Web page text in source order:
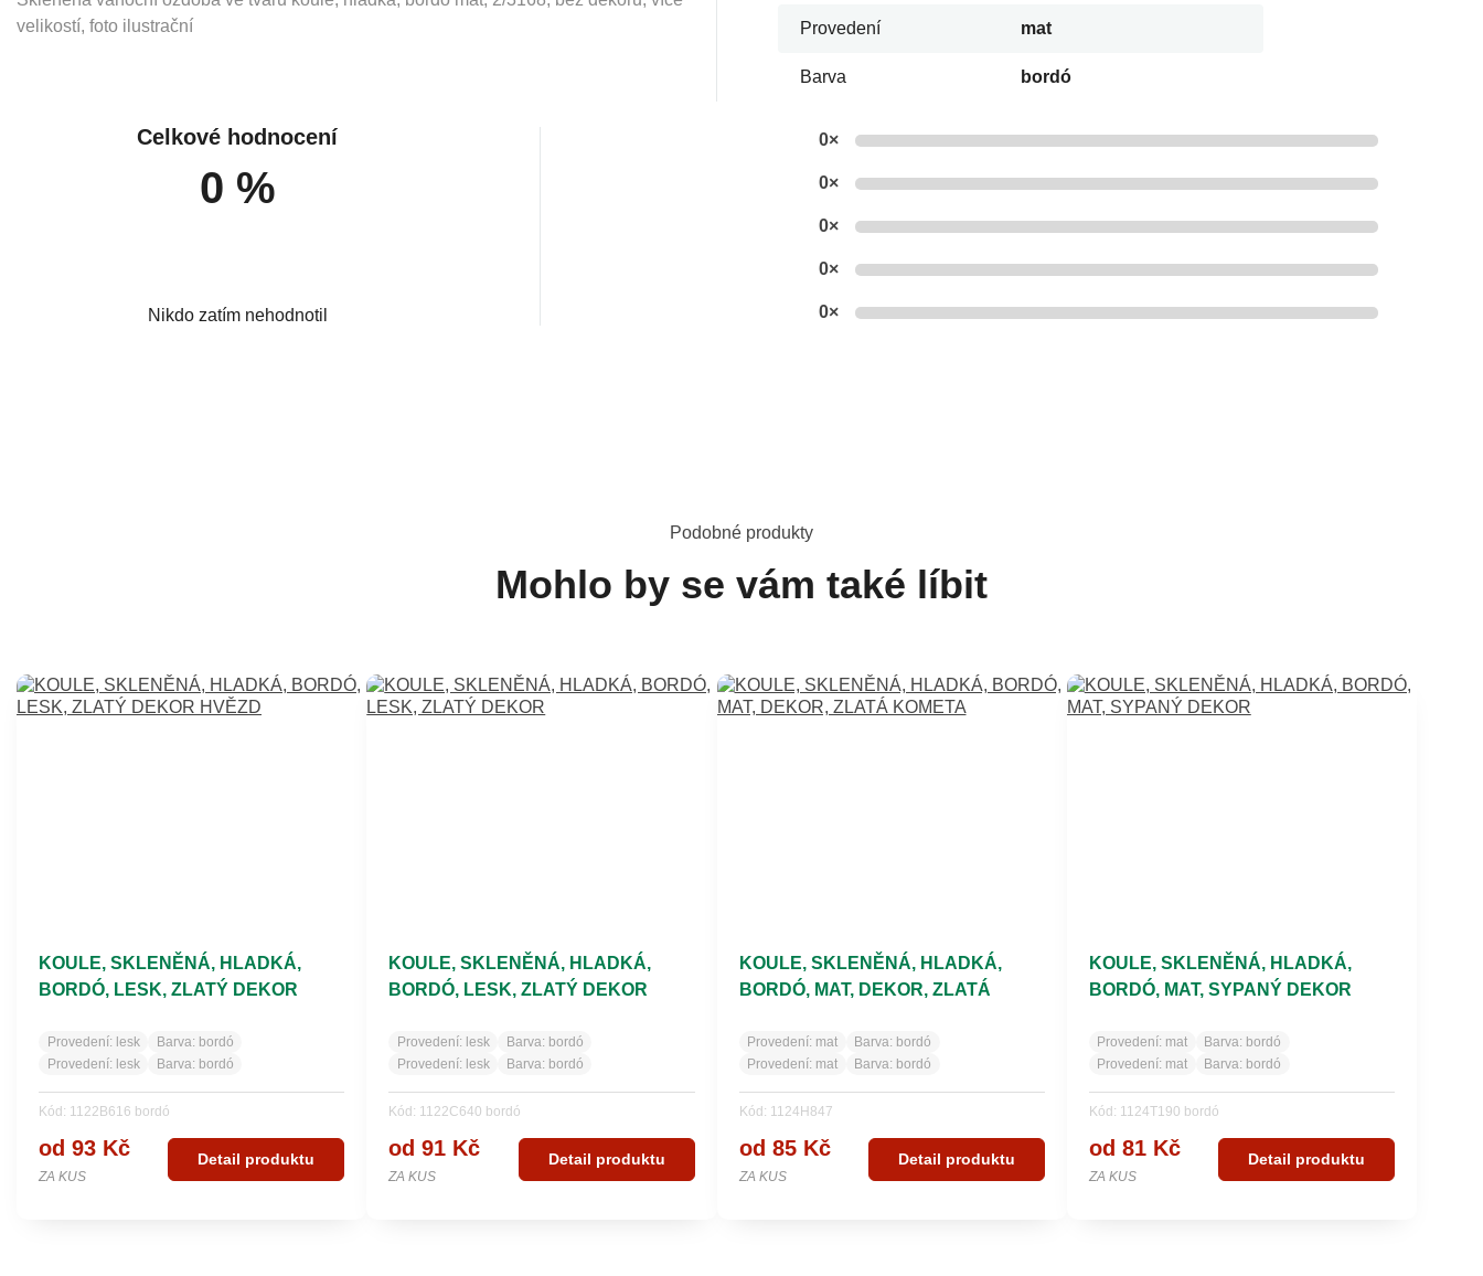
velikostí, foto ilustrační
Provedení mat
Barva bordó
Celkové hodnocení
0 %
Nikdo zatím nehodnotil
0×
0×
0×
0×
0×
Podobné produkty
Mohlo by se vám také líbit
KOULE, SKLENĚNÁ, HLADKÁ,
BORDÓ, LESK, ZLATÝ DEKOR
Provedení: lesk Barva: bordó
Provedení: lesk Barva: bordó
Kód: 1122B616 bordó
od 93 Kč
ZA KUS
Detail produktu
KOULE, SKLENĚNÁ, HLADKÁ,
BORDÓ, LESK, ZLATÝ DEKOR
Provedení: lesk Barva: bordó
Provedení: lesk Barva: bordó
Kód: 1122C640 bordó
od 91 Kč
ZA KUS
Detail produktu
KOULE, SKLENĚNÁ, HLADKÁ,
BORDÓ, MAT, DEKOR, ZLATÁ
Provedení: mat Barva: bordó
Provedení: mat Barva: bordó
Kód: 1124H847
od 85 Kč
ZA KUS
Detail produktu
KOULE, SKLENĚNÁ, HLADKÁ,
BORDÓ, MAT, SYPANÝ DEKOR
Provedení: mat Barva: bordó
Provedení: mat Barva: bordó
Kód: 1124T190 bordó
od 81 Kč
ZA KUS
Detail produktu